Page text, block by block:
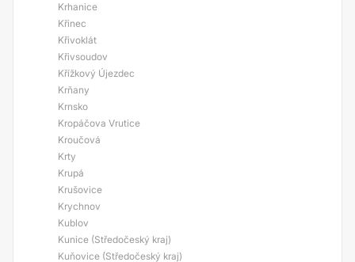
Krhanice
Křinec
Křivoklát
Křivsoudov
Křížkový Újezdec
Krňany
Krnsko
Kropáčova Vrutice
Kroučová
Krty
Krupá
Krušovice
Krychnov
Kublov
Kunice (Středočeský kraj)
Kuňovice (Středočeský kraj)